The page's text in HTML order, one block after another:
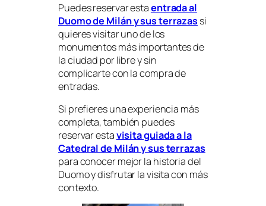
Puedes reservar estaentrada al
Duomo de Milán y sus terrazassi
quieres visitar uno de los
monumentos más importantes de
la ciudad por libre y sin
complicarte con la compra de
entradas.
Si prefieres una experiencia más
completa, también puedes
reservar estavisita guiada a la
Catedral de Milán y sus terrazas
para conocer mejor la historia del
Duomo y disfrutar la visita con más
contexto.